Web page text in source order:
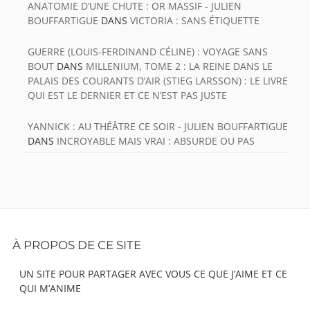
ANATOMIE D’UNE CHUTE : OR MASSIF - JULIEN
BOUFFARTIGUE DANS VICTORIA : SANS ÉTIQUETTE
GUERRE (LOUIS-FERDINAND CÉLINE) : VOYAGE SANS
BOUT DANS MILLENIUM, TOME 2 : LA REINE DANS LE
PALAIS DES COURANTS D’AIR (STIEG LARSSON) : LE LIVRE
QUI EST LE DERNIER ET CE N’EST PAS JUSTE
YANNICK : AU THÉÂTRE CE SOIR - JULIEN BOUFFARTIGUE
DANS INCROYABLE MAIS VRAI : ABSURDE OU PAS
Content
À PROPOS DE CE SITE
UN SITE POUR PARTAGER AVEC VOUS CE QUE J’AIME ET CE
QUI M’ANIME